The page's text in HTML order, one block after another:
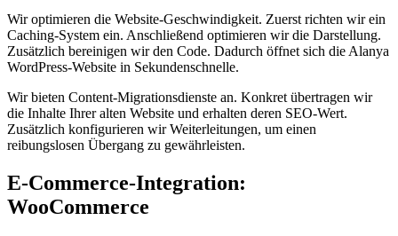
Wir optimieren die Website-Geschwindigkeit. Zuerst richten wir ein
Caching-System ein. Anschließend optimieren wir die Darstellung.
Zusätzlich bereinigen wir den Code. Dadurch öffnet sich die Alanya
WordPress-Website in Sekundenschnelle.
Wir bieten Content-Migrationsdienste an. Konkret übertragen wir
die Inhalte Ihrer alten Website und erhalten deren SEO-Wert.
Zusätzlich konfigurieren wir Weiterleitungen, um einen
reibungslosen Übergang zu gewährleisten.
E-Commerce-Integration:
WooCommerce